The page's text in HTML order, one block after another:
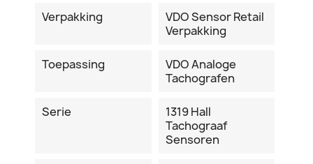
Verpakking
VDO Sensor Retail
Verpakking
Toepassing
VDO Analoge
Tachografen
Serie
1319 Hall
Tachograaf
Sensoren